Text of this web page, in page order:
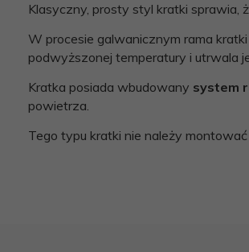
Klasyczny, prosty styl kratki sprawia,
W procesie galwanicznym rama
podwyższonej temperatury i utrwala
Kratka posiada wbudowany system
powietrza.
Tego typu kratki nie należy